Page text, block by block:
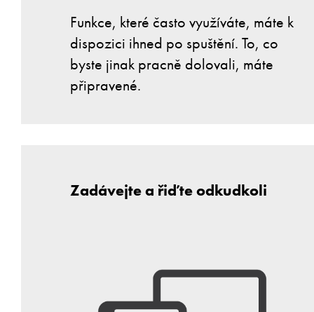
Funkce, které často využíváte, máte k
dispozici ihned po spuštění. To, co
byste jinak pracně dolovali, máte
připravené.
Zadávejte a řiďte odkudkoli